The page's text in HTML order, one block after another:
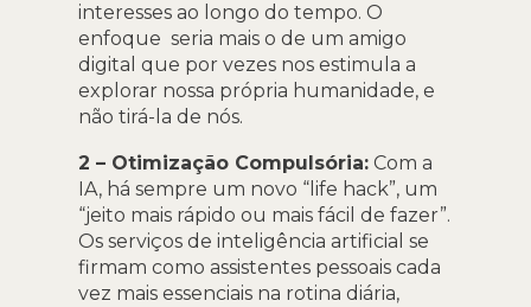
interesses ao longo do tempo. O
enfoque seria mais o de um amigo
digital que por vezes nos estimula a
explorar nossa própria humanidade, e
não tirá-la de nós.
2 – Otimização Compulsória: Com a
IA, há sempre um novo “life hack”, um
“jeito mais rápido ou mais fácil de fazer”.
Os serviços de inteligência artificial se
firmam como assistentes pessoais cada
vez mais essenciais na rotina diária,